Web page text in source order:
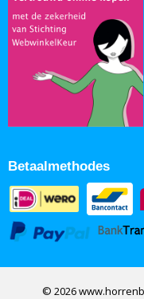
Betaalmethodes
© 2026